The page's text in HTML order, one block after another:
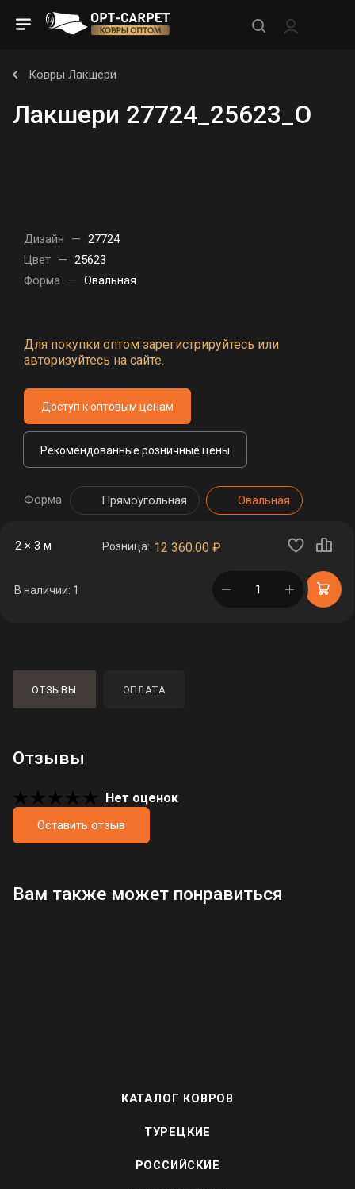
Ковры Лакшери
Лакшери 27724_25623_O
Дизайн — 27724
Цвет — 25623
Форма — Овальная
Для покупки оптом зарегистрируйтесь или
авторизуйтесь на сайте.
Доступ к оптовым ценам
Рекомендованные розничные цены
Форма Прямоугольная Овальная
2 × 3 м Розница: 12 360.00 ₽
В наличии: 1 в корзине
ОТЗЫВЫ ОПЛАТА
Отзывы
Нет оценок
Оставить отзыв
Загрузка отзывов...
Вам также может понравиться
КАТАЛОГ КОВРОВ
ТУРЕЦКИЕ
РОССИЙСКИЕ